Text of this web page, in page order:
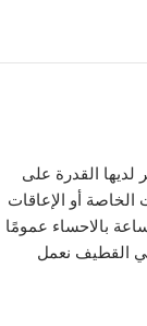
لديها القدرة على
أو الإعاقات
بالاحساء عمومًا
القطيف نعمل